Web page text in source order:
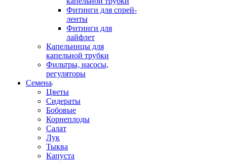
Фитинги для спрей-
ленты
Фитинги для
лайфлет
Капельницы для
капельной трубки
Фильтры, насосы,
регуляторы
Семена
Цветы
Сидераты
Бобовые
Корнеплоды
Салат
Лук
Тыква
Капуста